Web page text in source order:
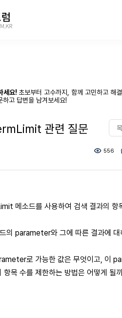
세요! 초보부터 고수까지, 함께 고민하고 해
하고 답변을 남겨보세요!
관련 질문
556
메소드를 사용하여 검색 결과의 항
의 parameter와 그에 따른 결과에 대
로 가능한 값은 무엇이고, 이
목 수를 제한하는 방법은 어떻게 될